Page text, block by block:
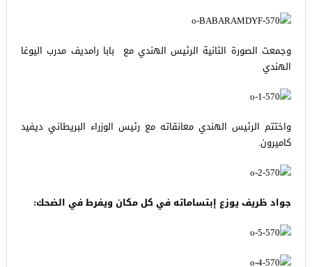
وجمعت الصورة الثانية الرئيس الهندي مع بابا رامديف مدرب اليوغا
الهندي
واختتم الرئيس الهندي معانقاته مع رئيس الوزراء البريطاني ديفيد
كاميرون.
جواد ظريف يوزع إبتساماته في كل مكان ويفرط في الضحك: